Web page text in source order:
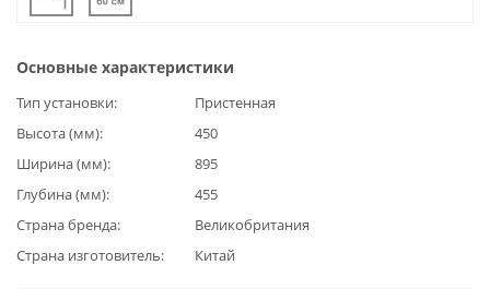
Основные характеристики
Тип установки
Пристенная
Высота (мм)
450
Ширина (мм)
895
Глубина (мм)
455
Страна бренда
Великобритания
Страна изготовитель
Китай